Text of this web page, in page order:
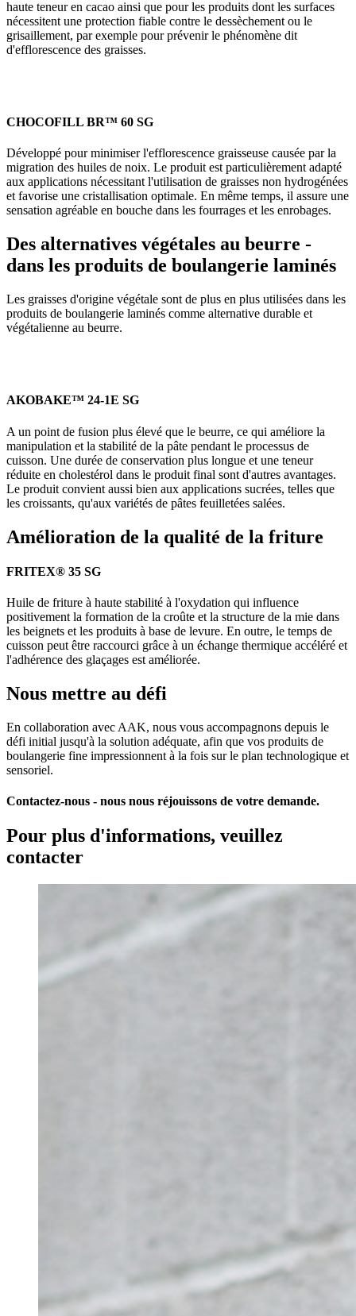
haute teneur en cacao ainsi que pour les produits dont les surfaces
nécessitent une protection fiable contre le dessèchement ou le
grisaillement, par exemple pour prévenir le phénomène dit
d'efflorescence des graisses.
CHOCOFILL BR™ 60 SG
Développé pour minimiser l'efflorescence graisseuse causée par la
migration des huiles de noix. Le produit est particulièrement adapté
aux applications nécessitant l'utilisation de graisses non hydrogénées
et favorise une cristallisation optimale. En même temps, il assure une
sensation agréable en bouche dans les fourrages et les enrobages.
Des alternatives végétales au beurre -
dans les produits de boulangerie laminés
Les graisses d'origine végétale sont de plus en plus utilisées dans les
produits de boulangerie laminés comme alternative durable et
végétalienne au beurre.
AKOBAKE™ 24-1E SG
A un point de fusion plus élevé que le beurre, ce qui améliore la
manipulation et la stabilité de la pâte pendant le processus de
cuisson. Une durée de conservation plus longue et une teneur
réduite en cholestérol dans le produit final sont d'autres avantages.
Le produit convient aussi bien aux applications sucrées, telles que
les croissants, qu'aux variétés de pâtes feuilletées salées.
Amélioration de la qualité de la friture
FRITEX® 35 SG
Huile de friture à haute stabilité à l'oxydation qui influence
positivement la formation de la croûte et la structure de la mie dans
les beignets et les produits à base de levure. En outre, le temps de
cuisson peut être raccourci grâce à un échange thermique accéléré et
l'adhérence des glaçages est améliorée.
Nous mettre au défi
En collaboration avec AAK, nous vous accompagnons depuis le
défi initial jusqu'à la solution adéquate, afin que vos produits de
boulangerie fine impressionnent à la fois sur le plan technologique et
sensoriel.
Contactez-nous - nous nous réjouissons de votre demande.
Pour plus d'informations, veuillez
contacter